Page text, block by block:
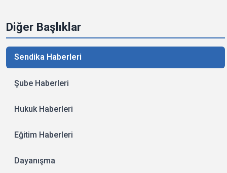
Diğer Başlıklar
Sendika Haberleri
Şube Haberleri
Hukuk Haberleri
Eğitim Haberleri
Dayanışma